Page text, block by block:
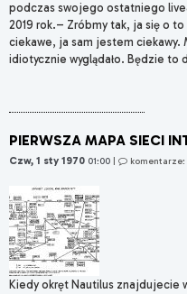
podczas swojego ostatniego
2019 rok.– Zróbmy tak, ja się o
ciekawe, ja sam jestem
idiotycznie wyglądało. Będzie to
PIERWSZA MAPA SIECI
Czw, 1 sty 1970 01:00
Kiedy okręt Nautilus znajdujecie